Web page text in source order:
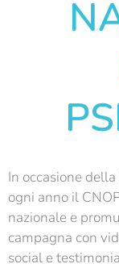
In occasione
ogni anno il
nazionale e
campagna con
social e